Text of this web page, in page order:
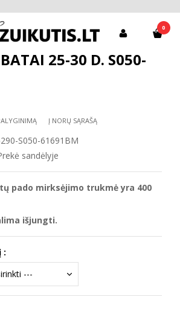
0
batai berniukams
S050-61691BM
25-30 D. S050-
Į NORŲ SĄRAŠĄ
S050-61691BM
sandėlyje
pado mirksėjimo trukmė yra 400
išjungti.
: